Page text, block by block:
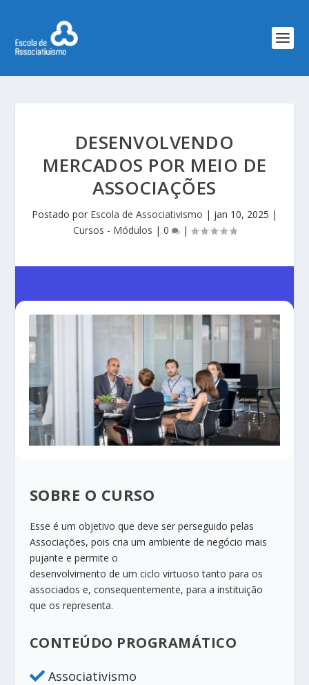
DESENVOLVENDO
MERCADOS POR MEIO DE
ASSOCIAÇÕES
Postado por Escola de Associativismo | jan 10, 2025 |
Cursos - Módulos | 0 |
SOBRE O CURSO
Esse é um objetivo que deve ser perseguido pelas
Associações, pois cria um ambiente de negócio mais
pujante e permite o
desenvolvimento de um ciclo virtuoso tanto para os
associados e, consequentemente, para a instituição
que os representa.
CONTEÚDO PROGRAMÁTICO
 Associativismo